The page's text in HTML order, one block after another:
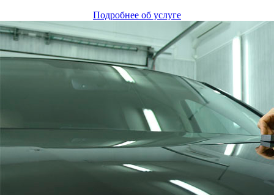
Подробнее об услуге